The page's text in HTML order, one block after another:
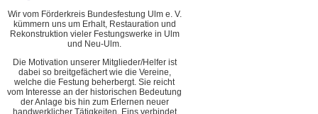
Wir vom Förderkreis Bundesfestung Ulm e. V.
kümmern uns um Erhalt, Restauration und
Rekonstruktion vieler Festungswerke in Ulm
und Neu-Ulm.
Die Motivation unserer Mitglieder/Helfer ist
dabei so breitgefächert wie die Vereine,
welche die Festung beherbergt. Sie reicht
vom Interesse an der historischen Bedeutung
der Anlage bis hin zum Erlernen neuer
handwerklicher Tätigkeiten. Eins verbindet